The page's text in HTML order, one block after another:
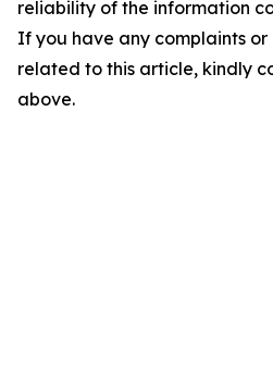
reliability of the information
If you have any complaints or
related to this article, kindly
above.